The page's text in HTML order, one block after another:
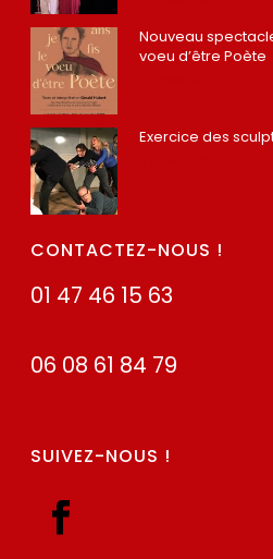
Nouveau
voeu d’être Poète
Exercice des
CONTACTEZ-NOUS !
01 47 46 15 63
06 08 61 84 79
SUIVEZ-NOUS !